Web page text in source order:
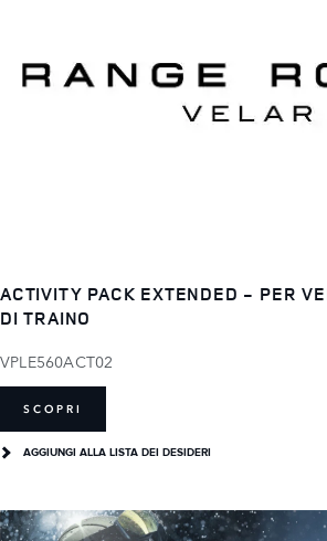
ACTIVITY PACK EXTENDED - PER
DI TRAINO
VPLE560ACT02
SCOPRI
AGGIUNGI ALLA LISTA DEI DESIDERI